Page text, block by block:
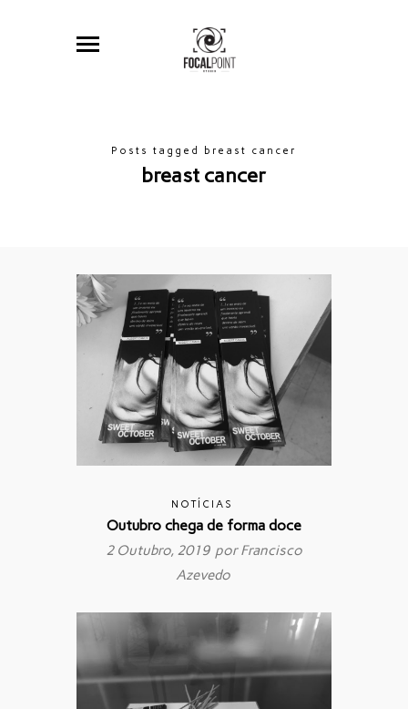
Posts tagged breast cancer
breast cancer
NOTÍCIAS
Outubro chega de forma doce
2 Outubro, 2019 porFrancisco
Azevedo